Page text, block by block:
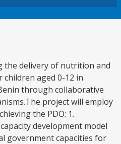
delivery of nutrition and
children aged 0-12 in
through collaborative
project will employ
the PDO: 1.
development model
government capacities for